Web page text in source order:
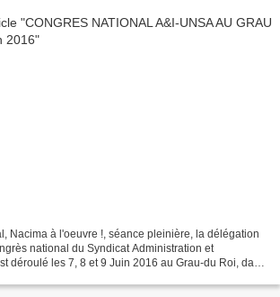
Nacima à l'oeuvre !, séance pleinière, la délégation
national du Syndicat Administration et
déroulé les 7, 8 et 9 Juin 2016 au Grau-du Roi, dans